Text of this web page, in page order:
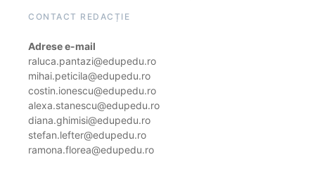
CONTACT REDACȚIE
Adrese e-mail
raluca.pantazi@edupedu.ro
mihai.peticila@edupedu.ro
costin.ionescu@edupedu.ro
alexa.stanescu@edupedu.ro
diana.ghimisi@edupedu.ro
stefan.lefter@edupedu.ro
ramona.florea@edupedu.ro